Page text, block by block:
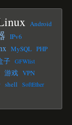
Android
IPv6
MySQL PHP
子 GFWlist
游戏 VPN
shell
SoftEther